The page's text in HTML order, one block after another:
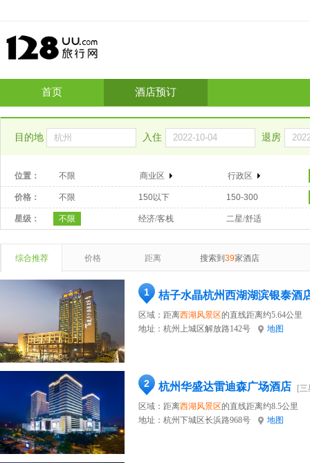
首页 酒店预订
目的地 入住 退房
位置： 不限 商业区 行政区
价格： 不限 150以下 150-300
星级： 不限 经济/客栈 二星/舒适
综合推荐 价格 距离 搜索到 39家酒店
1 桔子水晶杭州西湖湖滨银泰酒
区域：距离西湖风景区的直线距离约5.64公里
地址： 杭州上城区解放路142号 地图
2 杭州华盛达雷迪森广场酒店
[
区域：距离西湖风景区的直线距离约8.5公里
地址： 杭州下城区长浜路968号 地图